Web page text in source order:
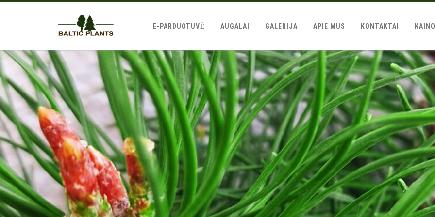
E-PARDUOTUVĖ AUGALAI GALERIJA APIE MUS KONTAKTAI